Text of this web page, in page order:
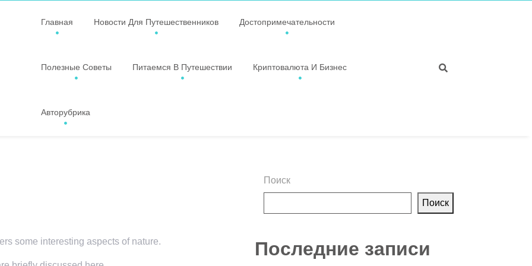
Главная Новости Для Путешественников Достопримечательности
Полезные Советы Питаемся В Путешествии Криптовалюта И Бизнес
Авторубрика
some interesting aspects of nature.
Поиск
Поиск
Последние записи